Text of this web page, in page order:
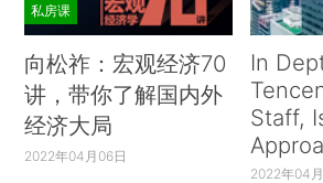
私房课
向松祚：宏观经济70
讲，带你了解国内外
经济大局
2022年04月06日
In
Staff,
2022年04